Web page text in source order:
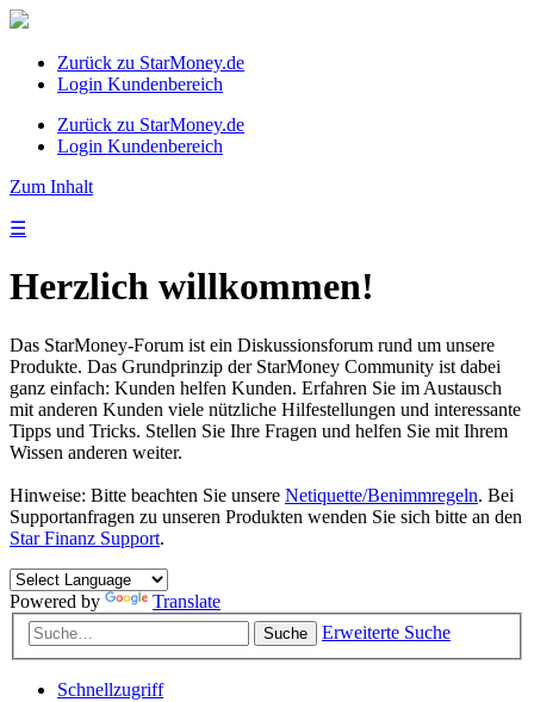
Zurück zu StarMoney.de
Login Kundenbereich
Zurück zu StarMoney.de
Login Kundenbereich
Zum Inhalt
☰
Herzlich willkommen!
Das StarMoney-Forum ist ein Diskussionsforum rund um unsere
Produkte. Das Grundprinzip der StarMoney Community ist dabei
ganz einfach: Kunden helfen Kunden. Erfahren Sie im Austausch
mit anderen Kunden viele nützliche Hilfestellungen und interessante
Tipps und Tricks. Stellen Sie Ihre Fragen und helfen Sie mit Ihrem
Wissen anderen weiter.
Hinweise: Bitte beachten Sie unsere Netiquette/Benimmregeln. Bei
Supportanfragen zu unseren Produkten wenden Sie sich bitte an den
Star Finanz Support.
Powered by Translate
Suche Erweiterte Suche
Schnellzugriff